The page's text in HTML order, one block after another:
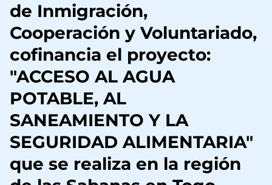
de Inmigración,
Cooperación y Voluntariado,
cofinancia el proyecto:
"ACCESO AL AGUA
POTABLE, AL
SANEAMIENTO Y LA
SEGURIDAD ALIMENTARIA"
que se realiza en la región